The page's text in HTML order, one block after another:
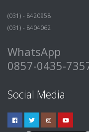
(031) - 8420958
(031) - 8404062
WhatsApp
0857-0435-
Social Media